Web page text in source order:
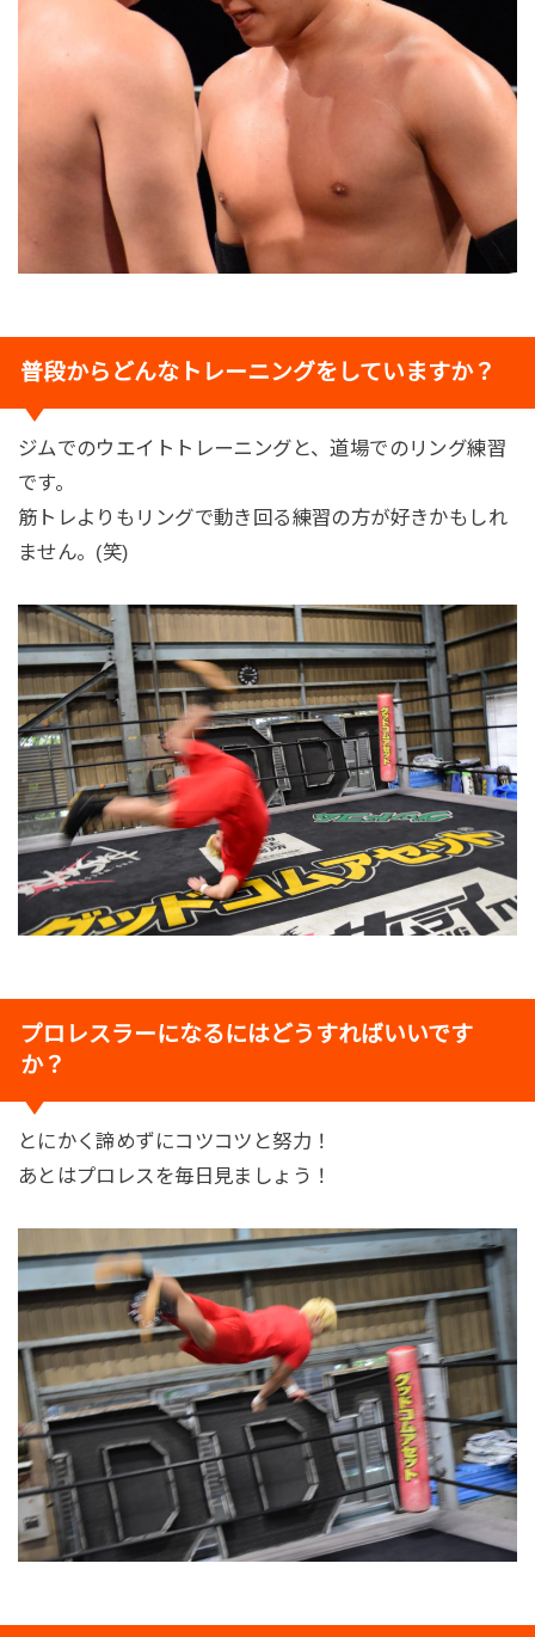
普段からどんなトレーニングをしていますか？
ジムでのウエイトトレーニングと、道場でのリング練習
です。
筋トレよりもリングで動き回る練習の方が好きかもしれ
ません。(笑)
プロレスラーになるにはどうすればいいです
か？
とにかく諦めずにコツコツと努力！
あとはプロレスを毎日見ましょう！